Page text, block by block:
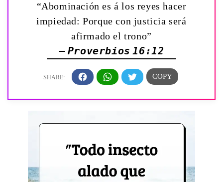
“Abominación es á los reyes hacer
impiedad: Porque con justicia será
afirmado el trono”
— Proverbios 16:12